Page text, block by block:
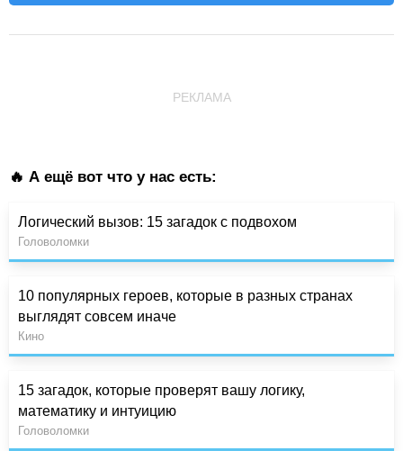
РЕКЛАМА
🔥 А ещё вот что у нас есть:
Логический вызов: 15 загадок с подвохом
Головоломки
10 популярных героев, которые в разных странах
выглядят совсем иначе
Кино
15 загадок, которые проверят вашу логику,
математику и интуицию
Головоломки